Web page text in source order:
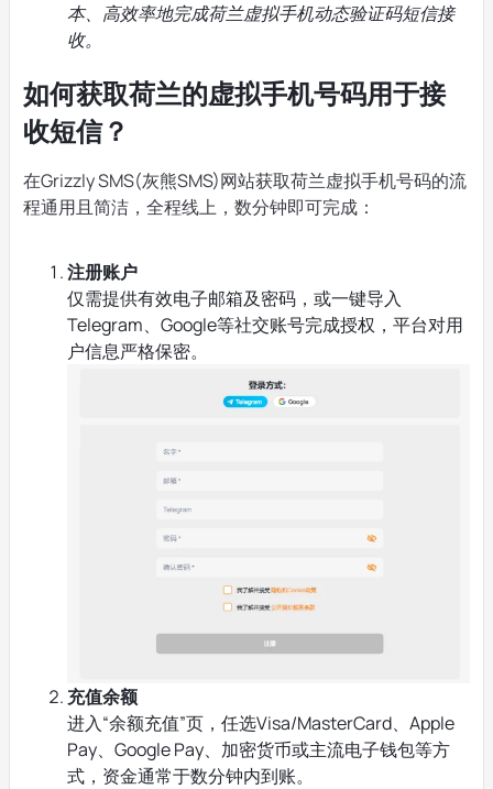
本、高效率地完成荷兰虚拟手机动态验证码短信接
收。
如何获取荷兰的虚拟手机号码用于接
收短信？
在Grizzly SMS(灰熊SMS)网站获取荷兰虚拟手机号码的流
程通用且简洁，全程线上，数分钟即可完成：
注册账户
仅需提供有效电子邮箱及密码，或一键导入
Telegram、Google等社交账号完成授权，平台对用
户信息严格保密。
充值余额
进入“余额充值”页，任选Visa/MasterCard、Apple
Pay、Google Pay、加密货币或主流电子钱包等方
式，资金通常于数分钟内到账。